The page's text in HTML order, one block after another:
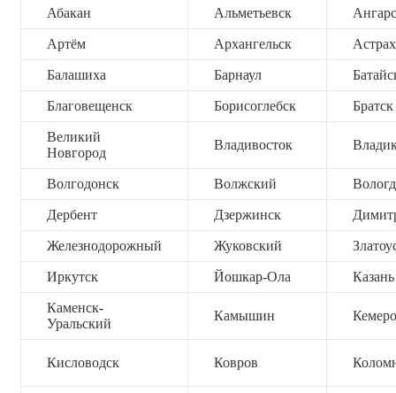
Абакан Альметьевск
Артём Архангельск
Балашиха Барнаул
Благовещенск Борисоглебск Братск
Великий
Новгород
Владивосток
Волгодонск Волжский
Дербент Дзержинск
Железнодорожный Жуковский
Иркутск Йошкар-Ола Казань
Каменск-
Уральский
Камышин
Кисловодск Ковров